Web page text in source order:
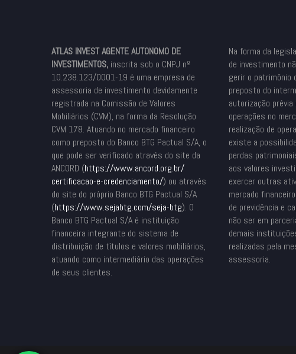
ATLAS INVEST AGENTE AUTONOMO DE
INVESTIMENTOS, inscrita sob o CNPJ nº
10.238.123/0001-19 é uma empresa de
assessoria de investimento devidamente
registrada na Comissão de Valores
Mobiliários (CVM), na forma da Resolução
CVM 178. Atuando no mercado financeiro
como preposto do Banco BTG Pactual S/A, o
que pode ser verificado através do site da
ANCORD (https://www.ancord.org.br/
certificacao-e-credenciamento/) ou através
do site do próprio Banco BTG Pactual S/A
(https://www.sejabtg.com/seja-btg). O
Banco BTG Pactual S/A é instituição
financeira integrante do sistema de
distribuição de títulos e valores mobiliários,
atuando como intermediário das operações
de seus clientes.
Na forma da
de investimento
gerir o patrimônio
preposto do
autorização
operações no
realização de
existe a
perdas
aos valores
exercer outras
mercado
de previdência e
não ser em
demais
realizadas pela
assessoria.